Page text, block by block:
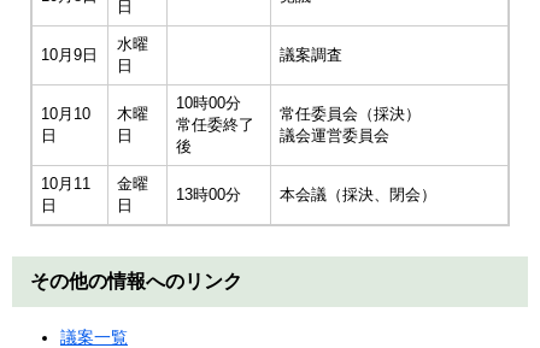
日
10月9日
水曜
日
議案調査
10月10
日
木曜
日
10時00分
常任委終了
後
常任委員会（採決）
議会運営委員会
10月11
日
金曜
日
13時00分 本会議（採決、閉会）
その他の情報へのリンク
議案一覧